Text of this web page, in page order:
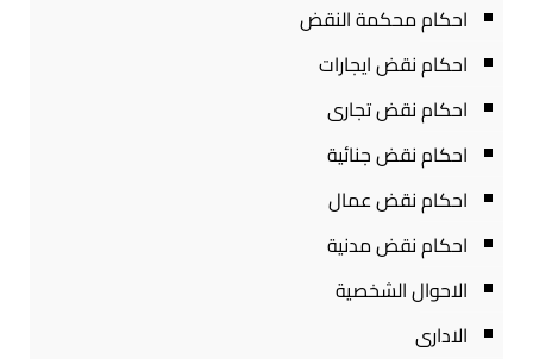
احكام محكمة النقض
احكام نقض ايجارات
احكام نقض تجارى
احكام نقض جنائية
احكام نقض عمال
احكام نقض مدنية
الاحوال الشخصية
الادارى